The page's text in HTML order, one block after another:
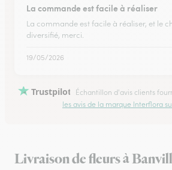
La commande est facile à réaliser
La commande est facile à réaliser, et le
diversifié, merci.
19/05/2026
Trustpilot Échantillon d'avis clients
les avis de la marque Interflora
Livraison de fleurs à